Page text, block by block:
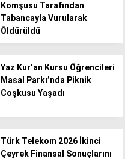
Komşusu Tarafından
Tabancayla Vurularak
Öldürüldü
Yaz Kur’an Kursu Öğrencileri
Masal Parkı’nda Piknik
Coşkusu Yaşadı
Türk Telekom 2026 İkinci
Çeyrek Finansal Sonuçlarını